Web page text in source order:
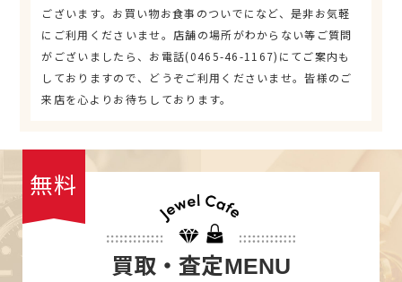
ございます。お買い物お食事のついでになど、是非お気軽
にご利用くださいませ。店舗の場所がわからない等ご質問
がございましたら、お電話(0465-46-1167)にてご案内も
しておりますので、どうぞご利用くださいませ。皆様のご
来店を心よりお待ちしております。
無料
買取・査定MENU